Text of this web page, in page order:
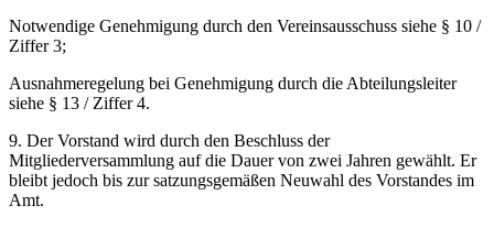
Notwendige Genehmigung durch den Vereinsausschuss siehe § 10 /
Ziffer 3;
Ausnahmeregelung bei Genehmigung durch die Abteilungsleiter
siehe § 13 / Ziffer 4.
9. Der Vorstand wird durch den Beschluss der
Mitgliederversammlung auf die Dauer von zwei Jahren gewählt. Er
bleibt jedoch bis zur satzungsgemäßen Neuwahl des Vorstandes im
Amt.